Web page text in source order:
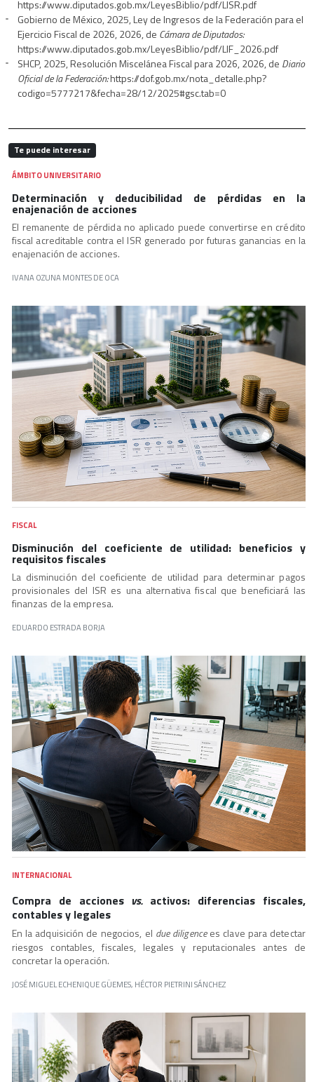
https://www.diputados.gob.mx/LeyesBiblio/pdf/LISR.pdf
Gobierno de México, 2025, Ley de Ingresos de la Federación para el
Ejercicio Fiscal de 2026, 2026, de Cámara de Diputados:
https://www.diputados.gob.mx/LeyesBiblio/pdf/LIF_2026.pdf
SHCP, 2025, Resolución Miscelánea Fiscal para 2026, 2026, de Diario
Oficial de la Federación:https://dof.gob.mx/nota_detalle.php?
codigo=5777217&fecha=28/12/2025#gsc.tab=0
Te puede interesar
ÁMBITO UNIVERSITARIO
Determinación y deducibilidad de pérdidas en la
enajenación de acciones
El remanente de pérdida no aplicado puede convertirse en crédito
fiscal acreditable contra el ISR generado por futuras ganancias en la
enajenación de acciones.
IVANA OZUNA MONTES DE OCA
FISCAL
Disminución del coeficiente de utilidad: beneficios y
requisitos fiscales
La disminución del coeficiente de utilidad para determinar pagos
provisionales del ISR es una alternativa fiscal que beneficiará las
finanzas de la empresa.
EDUARDO ESTRADA BORJA
INTERNACIONAL
Compra de acciones vs.activos: diferencias fiscales,
contables y legales
En la adquisición de negocios, el due diligencees clave para detectar
riesgos contables, fiscales, legales y reputacionales antes de
concretar la operación.
JOSÉ MIGUEL ECHENIQUE GÜEMES, HÉCTOR PIETRINI SÁNCHEZ